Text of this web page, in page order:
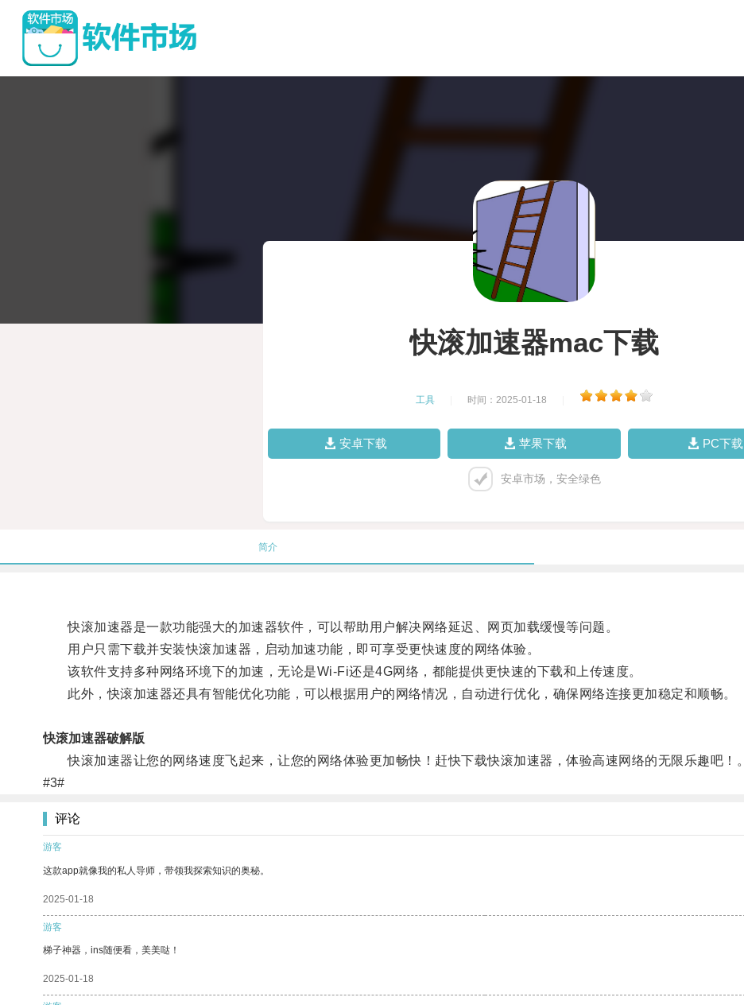
快滚加速器mac下载
工具 时间：2025-01-18
安卓下载 苹果下载 PC下载
安卓市场，安全绿色
简介
快滚加速器是一款功能强大的加速器软件，可以帮助用户解决网络延迟、网页加载缓慢等问题。
用户只需下载并安装快滚加速器，启动加速功能，即可享受更快速度的网络体验。
该软件支持多种网络环境下的加速，无论是Wi-Fi还是4G网络，都能提供更快速的下载和上传速度。
此外，快滚加速器还具有智能优化功能，可以根据用户的网络情况，自动进行优化，确保网络连接更加稳定和顺畅。
快滚加速器破解版
快滚加速器让您的网络速度飞起来，让您的网络体验更加畅快！赶快下载快滚加速器，体验高速网络的无限乐趣吧！。
#3#
评论
游客
这款app就像我的私人导师，带领我探索知识的奥秘。
2025-01-18
游客
梯子神器，ins随便看，美美哒！
2025-01-18